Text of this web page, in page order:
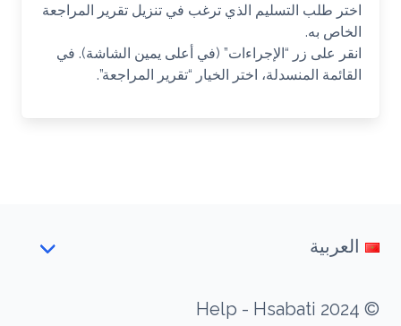
اختر طلب التسليم الذي ترغب في تنزيل تقرير المراجعة
الخاص به.
انقر على زر “الإجراءات” (في أعلى يمين الشاشة). في
القائمة المنسدلة، اختر الخيار “تقرير المراجعة”.
© 2024 Help - Hsabati
العربية